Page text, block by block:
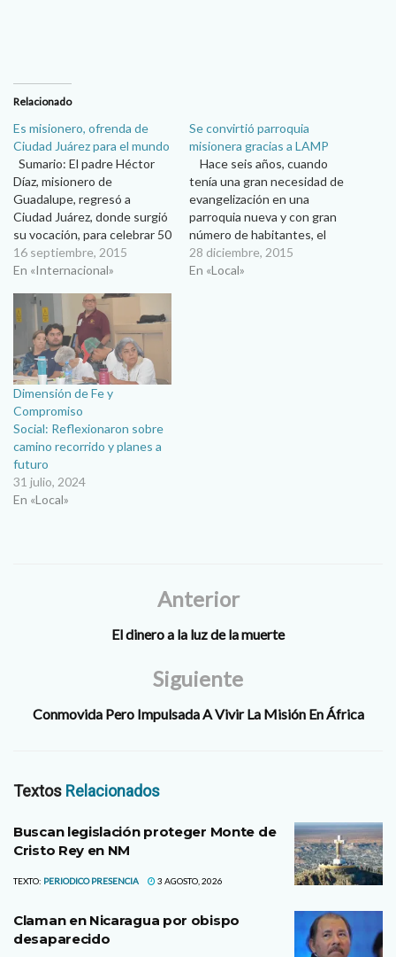
Relacionado
Es misionero, ofrenda de
Ciudad Juárez para el mundo
Sumario: El padre Héctor
Díaz, misionero de
Guadalupe, regresó a
Ciudad Juárez, donde surgió
su vocación, para celebrar 50
años de sacerdocio que ha
vivido en las misiones. Ana
Ciudad Juárez para el mundo
es como se considera el
padre Héctor Díaz
Fernández, Misionero…
16 septiembre, 2015
En «Internacional»
Se convirtió parroquia
misionera gracias a LAMP
Hace seis años, cuando
tenía una gran necesidad de
evangelización en una
parroquia nueva y con gran
número de habitantes, el
padre Héctor Aguilar,
párroco de la comunidad San
28 diciembre, 2015
En «Local»
Dimensión de Fe y
Compromiso
Social: Reflexionaron sobre
camino recorrido y planes a
futuro
31 julio, 2024
En «Local»
Anterior
El dinero a la luz de la muerte
Siguiente
Conmovida Pero Impulsada A Vivir La Misión En África
Textos Relacionados
Buscan legislación proteger Monte de
Cristo Rey en NM
TEXTO: PERIODICO PRESENCIA 3 AGOSTO, 2026
Claman en Nicaragua por obispo
desaparecido